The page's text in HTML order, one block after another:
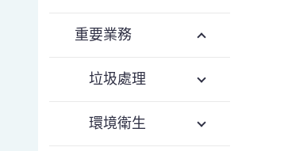
重要業務
垃圾處理
環境衛生